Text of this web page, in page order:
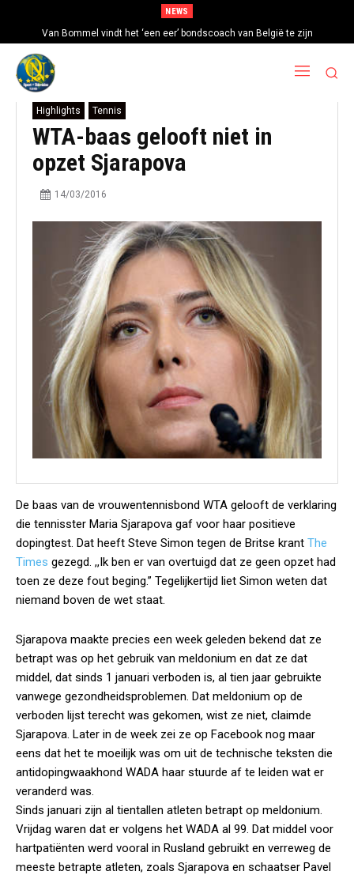
NEWS
Van Bommel vindt het ‘een eer’ bondscoach van België te zijn
Highlights Tennis
WTA-baas gelooft niet in
opzet Sjarapova
14/03/2016
De baas van de vrouwentennisbond WTA gelooft de verklaring
die tennisster Maria Sjarapova gaf voor haar positieve
dopingtest. Dat heeft Steve Simon tegen de Britse krant The
Times gezegd. ,,Ik ben er van overtuigd dat ze geen opzet had
toen ze deze fout beging.” Tegelijkertijd liet Simon weten dat
niemand boven de wet staat.
Sjarapova maakte precies een week geleden bekend dat ze
betrapt was op het gebruik van meldonium en dat ze dat
middel, dat sinds 1 januari verboden is, al tien jaar gebruikte
vanwege gezondheidsproblemen. Dat meldonium op de
verboden lijst terecht was gekomen, wist ze niet, claimde
Sjarapova. Later in de week zei ze op Facebook nog maar
eens dat het te moeilijk was om uit de technische teksten die
antidopingwaakhond WADA haar stuurde af te leiden wat er
veranderd was.
Sinds januari zijn al tientallen atleten betrapt op meldonium.
Vrijdag waren dat er volgens het WADA al 99. Dat middel voor
hartpatiënten werd vooral in Rusland gebruikt en verreweg de
meeste betrapte atleten, zoals Sjarapova en schaatser Pavel